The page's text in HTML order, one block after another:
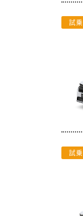
試乗
試乗